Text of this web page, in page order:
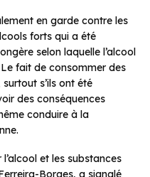
en garde contre les
forts qui a été
selon laquelle l’alcool
fait de consommer des
s’ils ont été
des conséquences
conduire à la
et les substances
Borges, a signalé